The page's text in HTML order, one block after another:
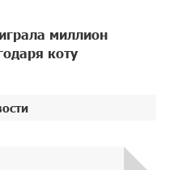
миллион
коту